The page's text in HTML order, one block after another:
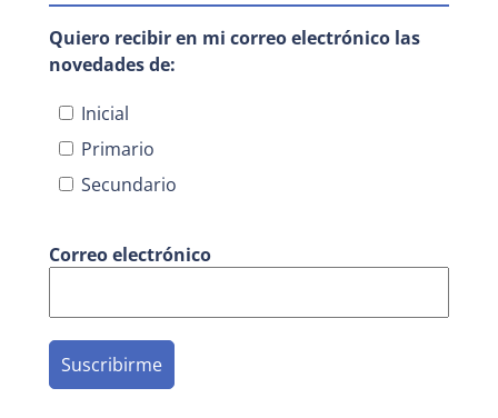
Quiero recibir en mi correo electrónico las
novedades de:
Inicial
Primario
Secundario
Correo electrónico